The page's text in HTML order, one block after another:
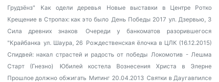
Грудзёнз"
Как одели деревья
Новые выставки в Центре Ротко
Крещение в Стропах: как это было День Победы 2017 ул. Дзервью, 3
Сила древних знаков
Очереди у банкоматов разорившегося
"Крайбанка ул. Шаура, 26 Рождественская ёлочка в ЦЛК (16.12.2015)
Спидвей: накал страстей и радость от победы Локомотив - Лешма
Старт (Гнезно)
Юбилей костела Вознесения Христа в Элерне
Прошлое должно обжигать Митинг 20.04.2013 Святки в Даугавпилсе